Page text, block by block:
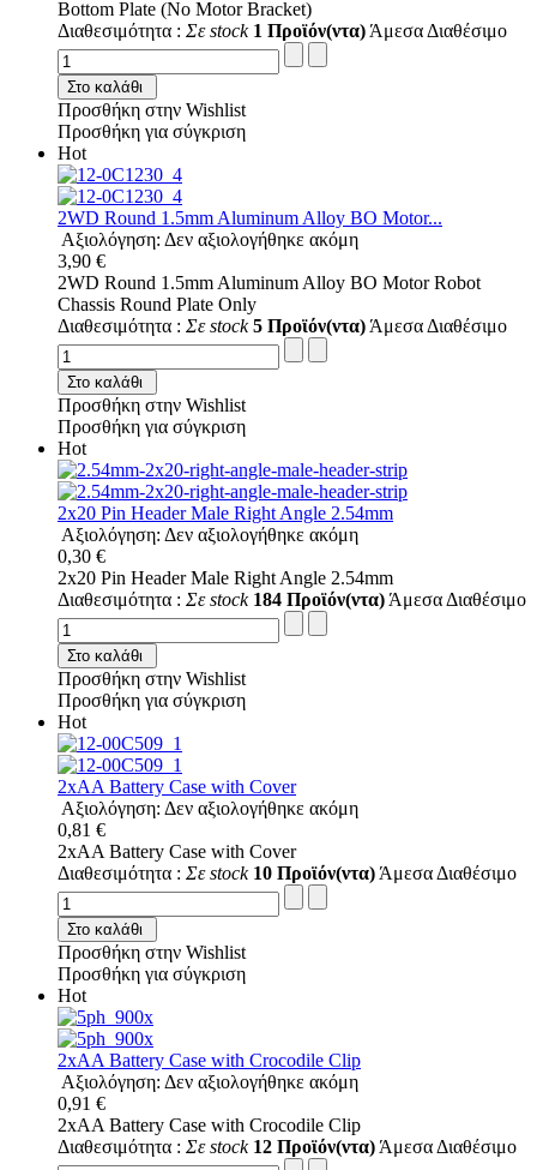
Bottom Plate (No Motor Bracket)
Διαθεσιμότητα : Σε stock 1 Προϊόν(ντα) Άμεσα Διαθέσιμο
Στο καλάθι
Προσθήκη στην Wishlist
Προσθήκη για σύγκριση
Hot
2WD Round 1.5mm Aluminum Alloy BO Motor...
Αξιολόγηση: Δεν αξιολογήθηκε ακόμη
3,90 €
2WD Round 1.5mm Aluminum Alloy BO Motor Robot
Chassis Round Plate Only
Διαθεσιμότητα : Σε stock 5 Προϊόν(ντα) Άμεσα Διαθέσιμο
Στο καλάθι
Προσθήκη στην Wishlist
Προσθήκη για σύγκριση
Hot
2x20 Pin Header Male Right Angle 2.54mm
Αξιολόγηση: Δεν αξιολογήθηκε ακόμη
0,30 €
2x20 Pin Header Male Right Angle 2.54mm
Διαθεσιμότητα : Σε stock 184 Προϊόν(ντα) Άμεσα Διαθέσιμο
Στο καλάθι
Προσθήκη στην Wishlist
Προσθήκη για σύγκριση
Hot
2xAA Battery Case with Cover
Αξιολόγηση: Δεν αξιολογήθηκε ακόμη
0,81 €
2xAA Battery Case with Cover
Διαθεσιμότητα : Σε stock 10 Προϊόν(ντα) Άμεσα Διαθέσιμο
Στο καλάθι
Προσθήκη στην Wishlist
Προσθήκη για σύγκριση
Hot
2xAA Battery Case with Crocodile Clip
Αξιολόγηση: Δεν αξιολογήθηκε ακόμη
0,91 €
2xAA Battery Case with Crocodile Clip
Διαθεσιμότητα : Σε stock 12 Προϊόν(ντα) Άμεσα Διαθέσιμο